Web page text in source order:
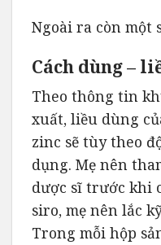
Ngoài ra còn một
Cách dùng –
Theo thông tin
xuất, liều dùng
zinc sẽ tùy theo
dụng. Mẹ nên
dược sĩ trước khi
siro, mẹ nên lắc
Trong mỗi hộp